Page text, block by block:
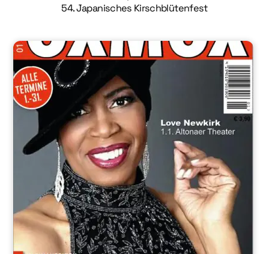
54. Japanisches Kirschblütenfest